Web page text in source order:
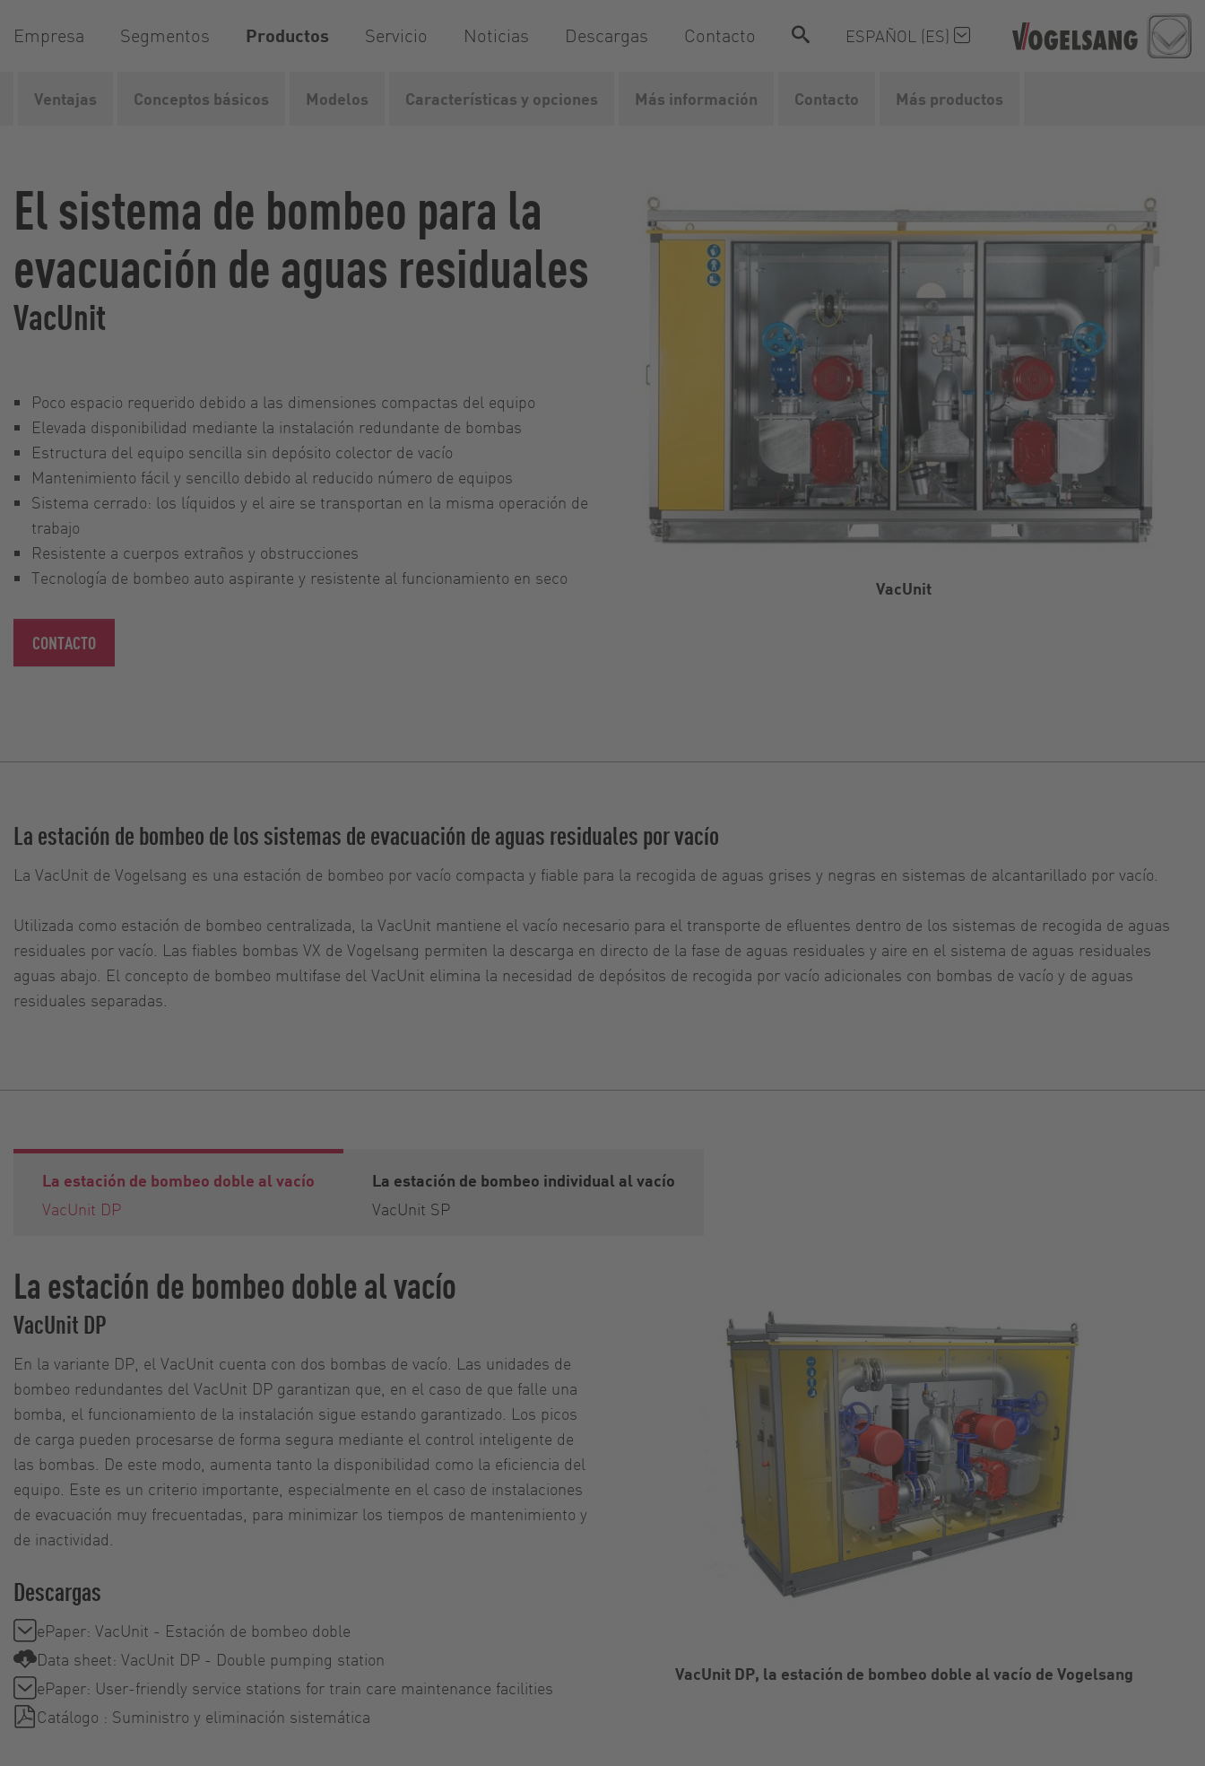
Empresa Segmentos Productos Servicio Noticias Descargas Contacto ESPAÑOL (ES)
Vogelsang Productos Sistemas de suministro y... Ferroviarias VacUnit
VacUnit
El sistema de bombeo para la
evacuación de aguas residuales
VacUnit
Poco espacio requerido debido a las dimensiones compactas del equipo
Elevada disponibilidad mediante la instalación redundante de bombas
Estructura del equipo sencilla sin depósito colector de vacío
Mantenimiento fácil y sencillo debido al reducido número de equipos
Sistema cerrado: los líquidos y el aire se transportan en la misma operación de
trabajo
Resistente a cuerpos extraños y obstrucciones
Tecnología de bombeo auto aspirante y resistente al funcionamiento en seco
CONTACTO
Ventajas Conceptos básicos Modelos Características y opciones Más información Contacto Más productos
La estación de bombeo de los sistemas de evacuación de aguas residuales por vacío
La VacUnit de Vogelsang es una estación de bombeo por vacío compacta y fiable para la recogida de aguas grises y negras en sistemas de alcantarillado por vacío.
Utilizada como estación de bombeo centralizada, la VacUnit mantiene el vacío necesario para el transporte de efluentes dentro de los sistemas de recogida de aguas
residuales por vacío. Las fiables bombas VX de Vogelsang permiten la descarga en directo de la fase de aguas residuales y aire en el sistema de aguas residuales
aguas abajo. El concepto de bombeo multifase del VacUnit elimina la necesidad de depósitos de recogida por vacío adicionales con bombas de vacío y de aguas
residuales separadas.
La estación de bombeo doble al vacío
VacUnit DP
La estación de bombeo individual al vacío
VacUnit SP
La estación de bombeo doble al vacío
VacUnit DP
En la variante DP, el VacUnit cuenta con dos bombas de vacío. Las unidades de
bombeo redundantes del VacUnit DP garantizan que, en el caso de que falle una
bomba, el funcionamiento de la instalación sigue estando garantizado. Los picos
de carga pueden procesarse de forma segura mediante el control inteligente de
las bombas. De este modo, aumenta tanto la disponibilidad como la eficiencia del
equipo. Este es un criterio importante, especialmente en el caso de instalaciones
de evacuación muy frecuentadas, para minimizar los tiempos de mantenimiento y
de inactividad.
Descargas
ePaper: VacUnit - Estación de bombeo doble
Data sheet: VacUnit DP - Double pumping station
ePaper: User-friendly service stations for train care maintenance facilities
Catálogo : Suministro y eliminación sistemática
VacUnit DP, la estación de bombeo doble al vacío de Vogelsang